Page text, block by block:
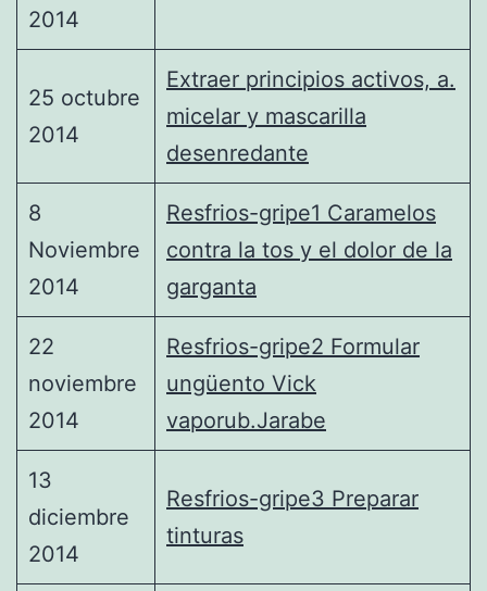
2014
25 octubre
2014
Extraer principios activos, a.
micelar y mascarilla
desenredante
8
Noviembre
2014
Resfrios-gripe1 Caramelos
contra la tos y el dolor de la
garganta
22
noviembre
2014
Resfrios-gripe2 Formular
ungüento Vick
vaporub.Jarabe
13
diciembre
2014
Resfrios-gripe3 Preparar
tinturas